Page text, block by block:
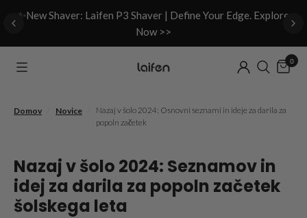
✨New Shaver: Laifen P3 Shaver | Define Your Edge. Explore
Now >>
0
Domov Novice
Nazaj v šolo 2024: Osnovni seznami in ideje za darila za
popoln začetek
Nazaj v šolo 2024: Seznamov in
idej za darila za popoln začetek
šolskega leta